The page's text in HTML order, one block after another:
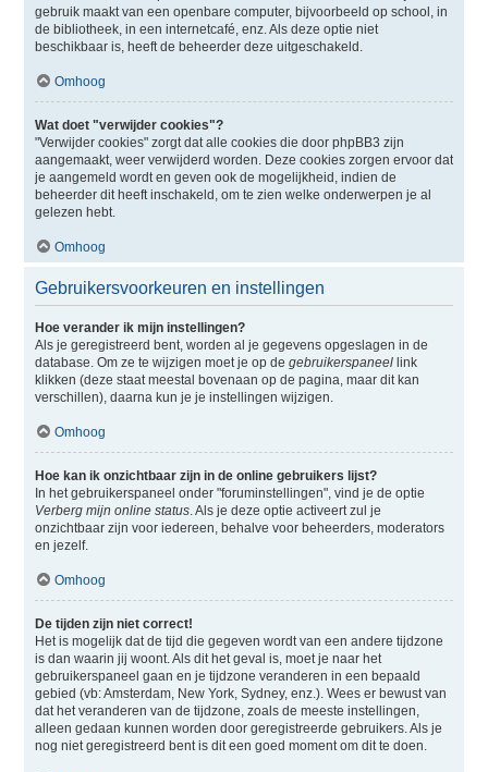
gebruik maakt van een openbare computer, bijvoorbeeld op school, in
de bibliotheek, in een internetcafé, enz. Als deze optie niet
beschikbaar is, heeft de beheerder deze uitgeschakeld.
Omhoog
Wat doet "verwijder cookies"?
"Verwijder cookies" zorgt dat alle cookies die door phpBB3 zijn
aangemaakt, weer verwijderd worden. Deze cookies zorgen ervoor dat
je aangemeld wordt en geven ook de mogelijkheid, indien de
beheerder dit heeft inschakeld, om te zien welke onderwerpen je al
gelezen hebt.
Omhoog
Gebruikersvoorkeuren en instellingen
Hoe verander ik mijn instellingen?
Als je geregistreerd bent, worden al je gegevens opgeslagen in de
database. Om ze te wijzigen moet je op de gebruikerspaneellink
klikken (deze staat meestal bovenaan op de pagina, maar dit kan
verschillen), daarna kun je je instellingen wijzigen.
Omhoog
Hoe kan ik onzichtbaar zijn in de online gebruikers lijst?
In het gebruikerspaneel onder "foruminstellingen", vind je de optie
Verberg mijn online status. Als je deze optie activeert zul je
onzichtbaar zijn voor iedereen, behalve voor beheerders, moderators
en jezelf.
Omhoog
De tijden zijn niet correct!
Het is mogelijk dat de tijd die gegeven wordt van een andere tijdzone
is dan waarin jij woont. Als dit het geval is, moet je naar het
gebruikerspaneel gaan en je tijdzone veranderen in een bepaald
gebied (vb: Amsterdam, New York, Sydney, enz.). Wees er bewust van
dat het veranderen van de tijdzone, zoals de meeste instellingen,
alleen gedaan kunnen worden door geregistreerde gebruikers. Als je
nog niet geregistreerd bent is dit een goed moment om dit te doen.